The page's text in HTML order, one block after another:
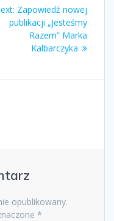
Next
post:
Zapowiedź nowej
publikacji „Jesteśmy
Razem” Marka
Kalbarczyka
opublikowany.
*